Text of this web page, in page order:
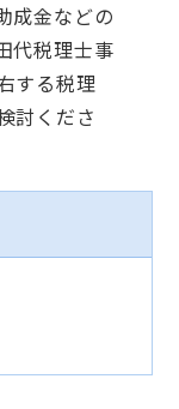
成金などの
代税理士事
する税理
討くださ